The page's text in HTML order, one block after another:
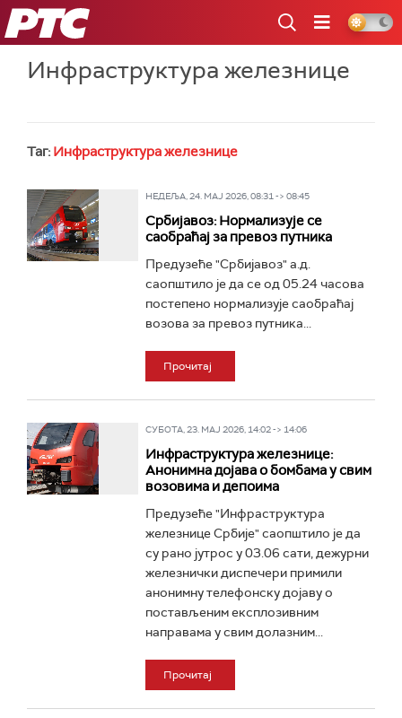
РТС
Инфраструктура железнице
Таг: Инфраструктура железнице
НЕДЕЉА, 24. МАЈ 2026, 08:31 -> 08:45
Србијавоз: Нормализује се
саобраћај за превоз путника
Предузеће "Србијавоз" а.д.
саопштило је да се од 05.24 часова
постепено нормализује саобраћај
возова за превоз путника...
Прочитај
СУБОТА, 23. МАЈ 2026, 14:02 -> 14:06
Инфраструктура железнице:
Анонимна дојава о бомбама у свим
возовима и депоима
Предузеће "Инфраструктура
железнице Србије" саопштило је да
су рано јутрос у 03.06 сати, дежурни
железнички диспечери примили
анонимну телефонску дојаву о
постављеним експлозивним
направама у свим долазним...
Прочитај